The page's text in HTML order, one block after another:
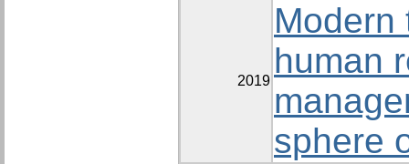
2019
Modern
human
sphere